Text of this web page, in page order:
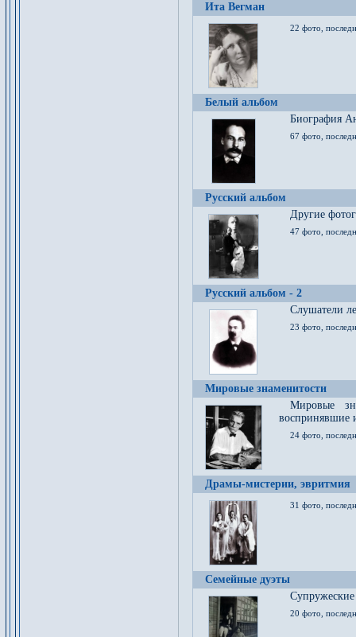
Ита Вегман
22 фото,
Белый альбом
Биография
67 фото,
Русский альбом
Другие
47 фото,
Русский альбом - 2
Cлушатели
23 фото,
Мировые знаменитости
Мировые
воспринявшие
24 фото,
Драмы-мистерии, эвритмия
31 фото,
Семейные дуэты
20 фото,